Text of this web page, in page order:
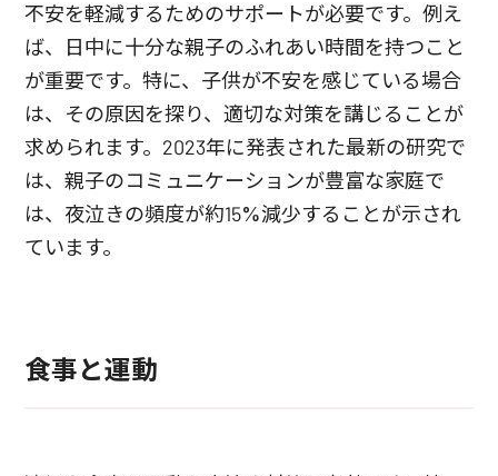
不安を軽減するためのサポートが必要です。例え
ば、日中に十分な親子のふれあい時間を持つこと
が重要です。特に、子供が不安を感じている場合
は、その原因を探り、適切な対策を講じることが
求められます。2023年に発表された最新の研究で
は、親子のコミュニケーションが豊富な家庭で
は、夜泣きの頻度が約15%減少することが示され
ています。
食事と運動